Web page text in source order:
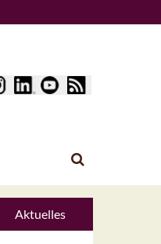
Aktuelles